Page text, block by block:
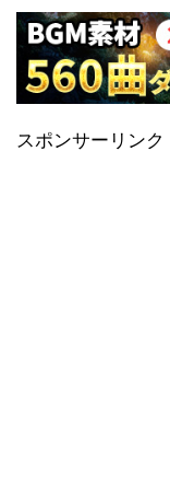
スポンサーリンク